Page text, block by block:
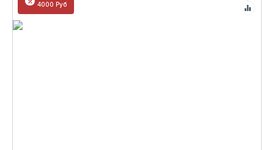
4000 Руб